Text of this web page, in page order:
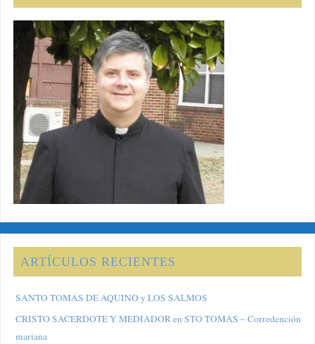
ARTÍCULOS RECIENTES
SANTO TOMÁS DE AQUINO y LOS SALMOS
CRISTO SACERDOTE Y MEDIADOR en STO TOMÁS – Corredención
mariana